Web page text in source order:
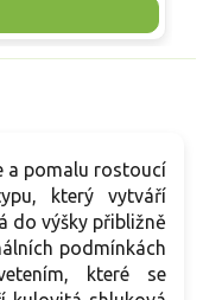
tmavě
přírodně laděných
a pomalu rostoucí
který vytváří
do výšky přibližně
podmínkách
které se